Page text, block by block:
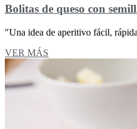
Bolitas de queso con
″Una idea de aperitivo fácil,
VER MÁS